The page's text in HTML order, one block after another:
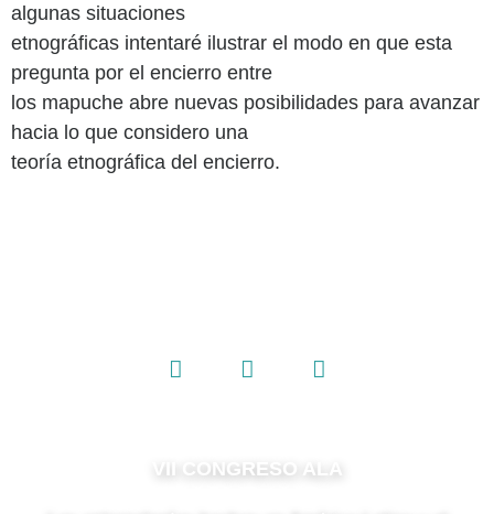
algunas situaciones
etnográficas intentaré ilustrar el modo en que esta
pregunta por el encierro entre
los mapuche abre nuevas posibilidades para avanzar
hacia lo que considero una
teoría etnográfica del encierro.
VII CONGRESO ALA